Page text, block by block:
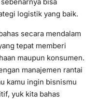
logistik yang baik.
secara mendalam
tepat memberi
maupun konsumen.
manajemen rantai
kamu ingin bisnismu
yuk kita bahas